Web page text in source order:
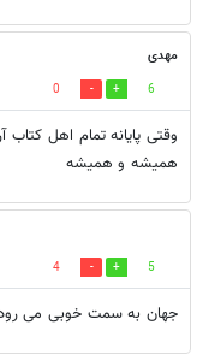
مهدی
6
0
وقتی پایانه تمام اهل
همیشه و همیشه
5
4
جهان به سمت خوبی می